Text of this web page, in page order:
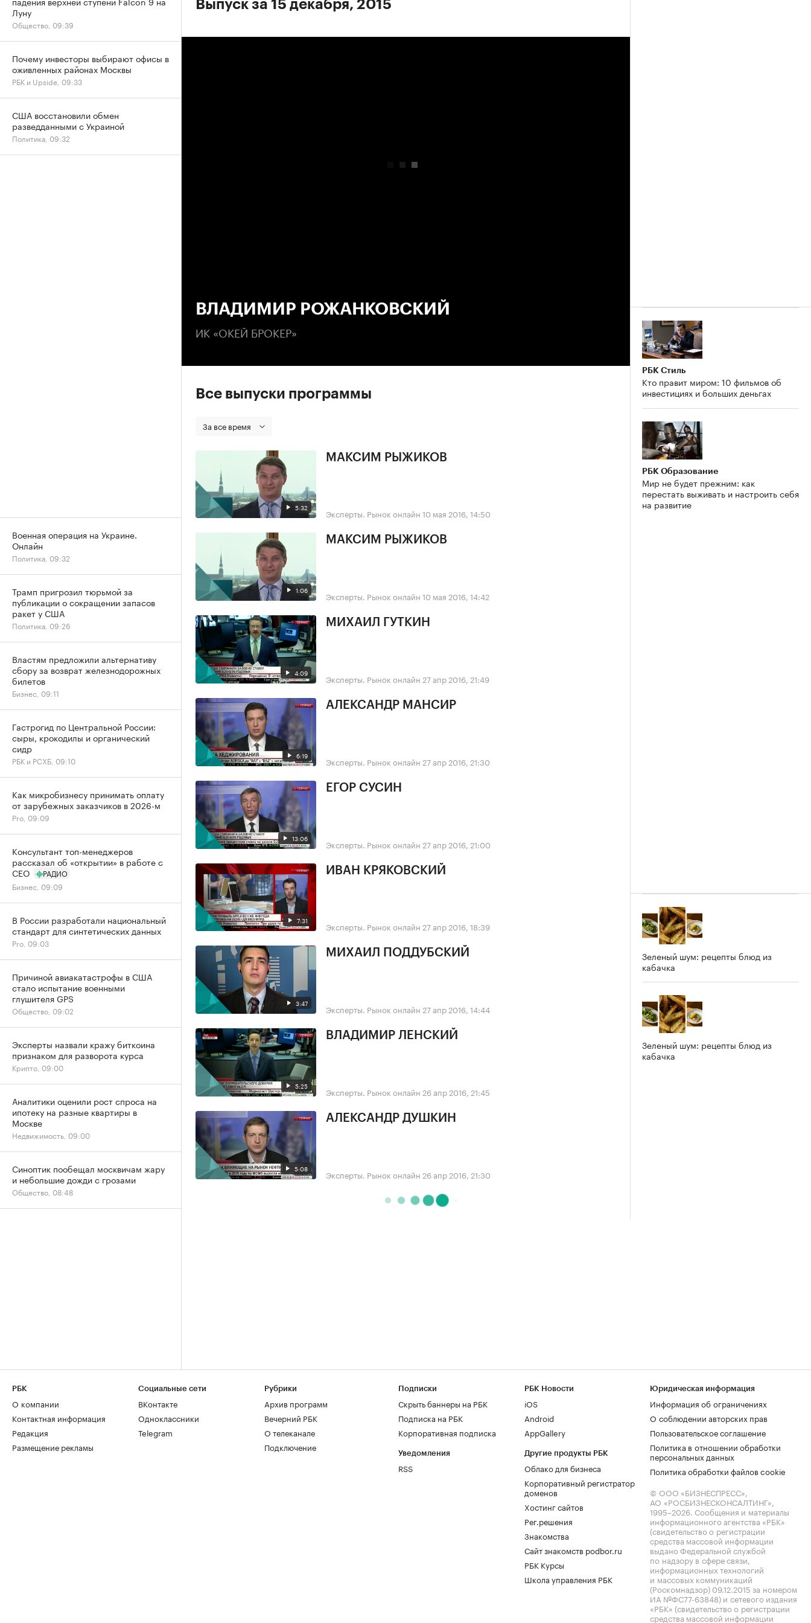
Выпуск за 15 декабря, 2015
ВЛАДИМИР РОЖАНКОВСКИЙ
ИК «ОКЕЙ БРОКЕР»
Все выпуски программы
За все время
5:32
МАКСИМ РЫЖИКОВ
Эксперты. Рынок онлайн 10 мая 2016, 14:50
1:06
МАКСИМ РЫЖИКОВ
Эксперты. Рынок онлайн 10 мая 2016, 14:42
4:09
МИХАИЛ ГУТКИН
Эксперты. Рынок онлайн 27 апр 2016, 21:49
6:19
АЛЕКСАНДР МАНСИР
Эксперты. Рынок онлайн 27 апр 2016, 21:30
13:06
ЕГОР СУСИН
Эксперты. Рынок онлайн 27 апр 2016, 21:00
7:31
ИВАН КРЯКОВСКИЙ
Эксперты. Рынок онлайн 27 апр 2016, 18:39
3:47
МИХАИЛ ПОДДУБСКИЙ
Эксперты. Рынок онлайн 27 апр 2016, 14:44
5:25
ВЛАДИМИР ЛЕНСКИЙ
Эксперты. Рынок онлайн 26 апр 2016, 21:45
5:08
АЛЕКСАНДР ДУШКИН
Эксперты. Рынок онлайн 26 апр 2016, 21:30
РБК Стиль
Кто правит миром: 10 фильмов об
инвестициях и больших деньгах
РБК Образование
Мир не будет прежним: как
перестать выживать и настроить себя
на развитие
Зеленый шум: рецепты блюд из
кабачка
Зеленый шум: рецепты блюд из
кабачка
Луну
Общество, 09:39
Почему инвесторы выбирают офисы в
оживленных районах Москвы
РБК и Upside, 09:33
США восстановили обмен
разведданными с Украиной
Политика, 09:32
Военная операция на Украине.
Онлайн
Политика, 09:32
Трамп пригрозил тюрьмой за
публикации о сокращении запасов
ракет у США
Политика, 09:26
Властям предложили альтернативу
сбору за возврат железнодорожных
билетов
Бизнес, 09:11
Гастрогид по Центральной России:
сыры, крокодилы и органический
сидр
РБК и РСХБ, 09:10
Как микробизнесу принимать оплату
от зарубежных заказчиков в 2026-м
Pro, 09:09
Консультант топ-менеджеров
рассказал об «открытии» в работе с
CEO
РАДИО
Бизнес, 09:09
В России разработали национальный
стандарт для синтетических данных
Pro, 09:03
Причиной авиакатастрофы в США
стало испытание военными
глушителя GPS
Общество, 09:02
Эксперты назвали кражу биткоина
признаком для разворота курса
Крипто, 09:00
Аналитики оценили рост спроса на
ипотеку на разные квартиры в
Москве
Недвижимость, 09:00
Синоптик пообещал москвичам жару
и небольшие дожди с грозами
Общество, 08:48
РБК
О компании
Контактная информация
Редакция
Размещение рекламы
Социальные сети
ВКонтакте
Одноклассники
Telegram
Рубрики
Архив программ
Вечерний РБК
О телеканале
Подключение
Подписки
Скрыть баннеры на РБК
Подписка на РБК
Корпоративная подписка
Уведомления
RSS
РБК Новости
iOS
Android
AppGallery
Другие продукты РБК
Облако для бизнеса
Корпоративный регистратор
доменов
Хостинг сайтов
Рег.решения
Знакомства
Сайт знакомств podbor.ru
РБК Курсы
Школа управления РБК
Юридическая информация
Информация об ограничениях
О соблюдении авторских прав
Пользовательское соглашение
Политика в отношении обработки
персональных данных
Политика обработки файлов cookie
© ООО «БИЗНЕСПРЕСС»,
АО «РОСБИЗНЕСКОНСАЛТИНГ»,
1995–2026. Сообщения и материалы
информационного агентства «РБК»
(свидетельство о регистрации
средства массовой информации
выдано Федеральной службой
по надзору в сфере связи,
информационных технологий
и массовых коммуникаций
(Роскомнадзор) 09.12.2015 за номером
ИА №ФС77-63848) и сетевого издания
«РБК» (свидетельство о регистрации
средства массовой информации